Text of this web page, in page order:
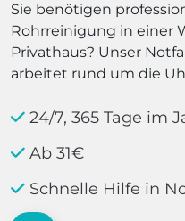
Sie benötigen
Rohrreinigung in einer
Privathaus? Unser
arbeitet rund um die
24/7, 365 Tage im
Ab 31€
Schnelle Hilfe in